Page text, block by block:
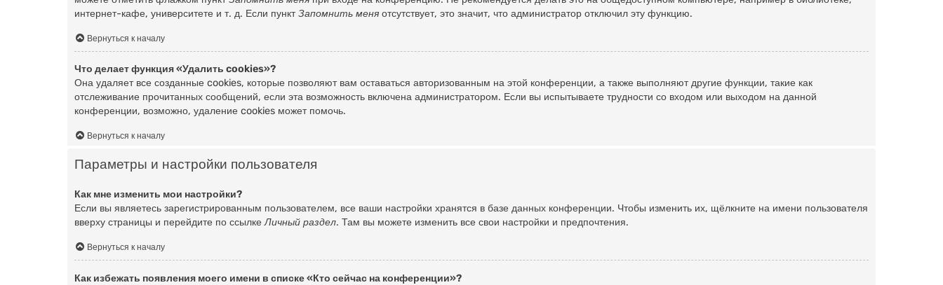
интернет-кафе, университете и т. д. Если пунктЗапомнить меня отсутствует, это значит, что администратор отключил эту функцию.
Вернуться к началу
Что делает функция «Удалить cookies»?
Она удаляет все созданные cookies, которые позволяют вам оставаться авторизованным на этой конференции, а также выполняют другие функции, такие как
отслеживание прочитанных сообщений, если эта возможность включена администратором. Если вы испытываете трудности со входом или выходом на данной
конференции, возможно, удаление cookies может помочь.
Вернуться к началу
Параметры и настройки пользователя
Как мне изменить мои настройки?
Если вы являетесь зарегистрированным пользователем, все ваши настройки хранятся в базе данных конференции. Чтобы изменить их, щёлкните на имени пользователя
вверху страницы и перейдите по ссылкеЛичный раздел. Там вы можете изменить все свои настройки и предпочтения.
Вернуться к началу
Как избежать появления моего имени в списке «Кто сейчас на конференции»?